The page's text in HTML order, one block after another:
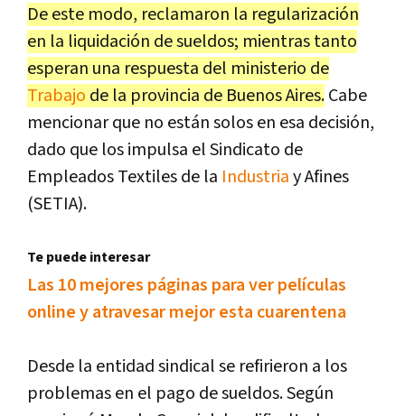
De este modo, reclamaron la regularización
en la liquidación de sueldos; mientras tanto
esperan una respuesta del ministerio de
Trabajo de la provincia de Buenos Aires.Cabe
mencionar que no están solos en esa decisión,
dado que los impulsa el Sindicato de
Empleados Textiles de la Industriay Afines
(SETIA).
Te puede interesar
Las 10 mejores páginas para ver películas
online y atravesar mejor esta cuarentena
Desde la entidad sindical se refirieron a los
problemas en el pago de sueldos. Según